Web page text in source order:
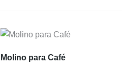
Molino para Café